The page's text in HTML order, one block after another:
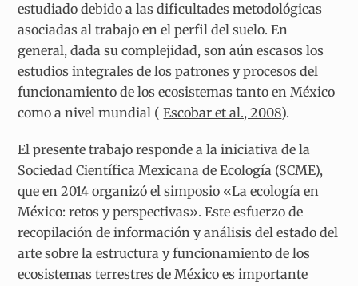
estudiado debido a las dificultades metodológicas
asociadas al trabajo en el perfil del suelo. En
general, dada su complejidad, son aún escasos los
estudios integrales de los patrones y procesos del
funcionamiento de los ecosistemas tanto en México
como a nivel mundial (Escobar et al., 2008).
El presente trabajo responde a la iniciativa de la
Sociedad Científica Mexicana de Ecología (SCME),
que en 2014 organizó el simposio «La ecología en
México: retos y perspectivas». Este esfuerzo de
recopilación de información y análisis del estado del
arte sobre la estructura y funcionamiento de los
ecosistemas terrestres de México es importante